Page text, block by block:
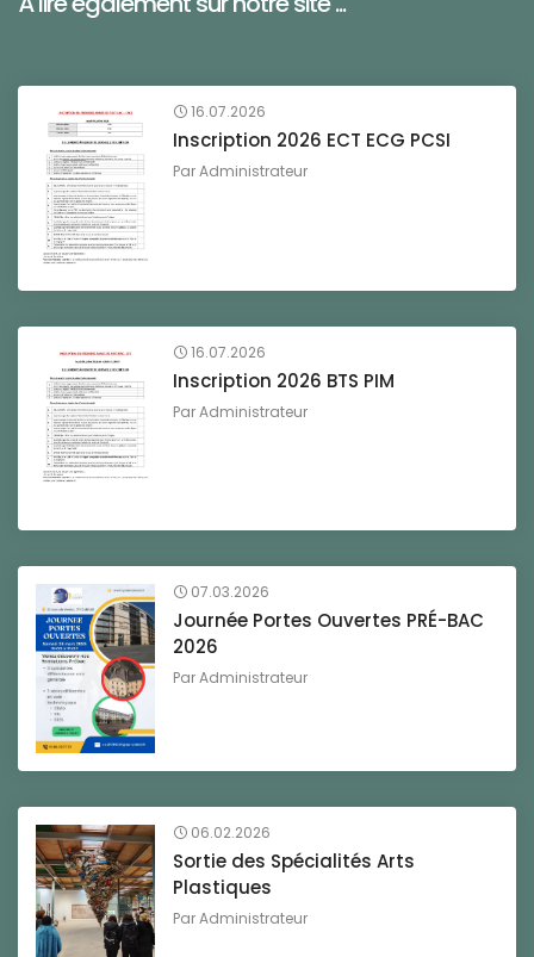
16.07.2026
Inscription 2026 ECT ECG PCSI
ParAdministrateur
16.07.2026
Inscription 2026 BTS PIM
ParAdministrateur
07.03.2026
Journée Portes Ouvertes PRÉ-BAC
2026
ParAdministrateur
06.02.2026
Sortie des Spécialités Arts
Plastiques
ParAdministrateur